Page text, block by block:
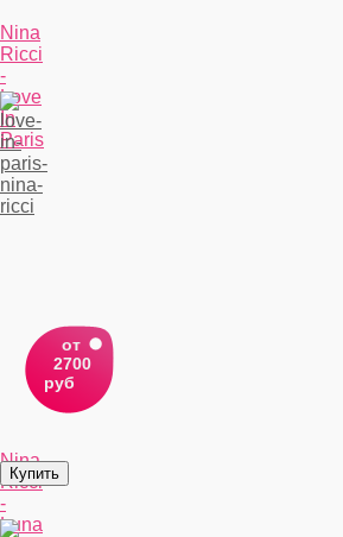
Nina
Ricci
-
Love
In
Paris
от
2700
руб
Nina
Ricci
-
Luna